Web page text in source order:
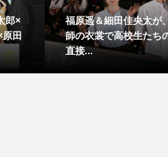
郎×
田
福原遥＆細田佳央太が
師の衣裳で高校生たち
直接...